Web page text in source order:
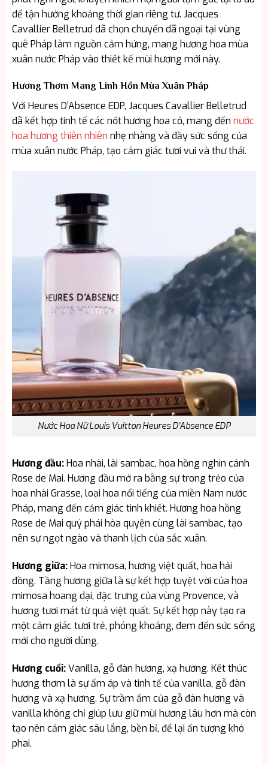
để tận hưởng khoảng thời gian riêng tư. Jacques
Cavallier Belletrud đã chọn chuyến dã ngoại tại vùng
quê Pháp làm nguồn cảm hứng, mang hương hoa mùa
xuân nước Pháp vào thiết kế mùi hương mới này.
Hương Thơm Mang Linh Hồn Mùa Xuân Pháp
Với Heures D’Absence EDP, Jacques Cavallier Belletrud
đã kết hợp tinh tế các nốt hương hoa cỏ, mang đến nước
hoa hương thiên nhiên nhẹ nhàng và đầy sức sống của
mùa xuân nước Pháp, tạo cảm giác tươi vui và thư thái.
Nước Hoa Nữ Louis Vuitton Heures D’Absence EDP
Hương đầu:Hoa nhài, lài sambac, hoa hồng nghìn cánh
Rose de Mai. Hương đầu mở ra bằng sự trong trẻo của
hoa nhài Grasse, loại hoa nổi tiếng của miền Nam nước
Pháp, mang đến cảm giác tinh khiết. Hương hoa hồng
Rose de Mai quý phái hòa quyện cùng lài sambac, tạo
nên sự ngọt ngào và thanh lịch của sắc xuân.
Hương giữa:Hoa mimosa, hương việt quất, hoa hải
đồng. Tầng hương giữa là sự kết hợp tuyệt vời của hoa
mimosa hoang dại, đặc trưng của vùng Provence, và
hương tươi mát từ quả việt quất. Sự kết hợp này tạo ra
một cảm giác tươi trẻ, phóng khoáng, đem đến sức sống
mới cho người dùng.
Hương cuối:Vanilla, gỗ đàn hương, xạ hương. Kết thúc
hương thơm là sự ấm áp và tinh tế của vanilla, gỗ đàn
hương và xạ hương. Sự trầm ấm của gỗ đàn hương và
vanilla không chỉ giúp lưu giữ mùi hương lâu hơn mà còn
tạo nên cảm giác sâu lắng, bền bỉ, để lại ấn tượng khó
phai.